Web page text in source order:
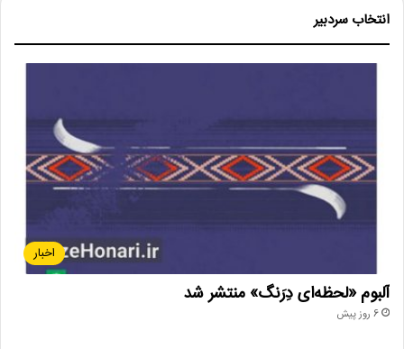
انتخاب سردبیر
اخبار
آلبوم «لحظه‌ای دِرَنگ» منتشر شد
6 روز پیش